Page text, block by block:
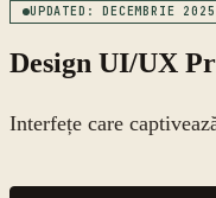
UPDATED: DECEMBRIE 2025
Design UI/UX
Interfețe care